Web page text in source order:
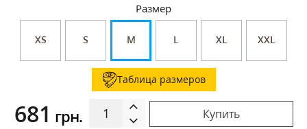
Размер
XS S M L XL XXL
Таблица размеров
681 грн. Купить